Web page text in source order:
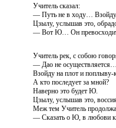
Учитель сказал:
— Путь не в ходу… Взойду
Цзылу, услышав это,
— Вот Ю… Он превосходит в
Учитель рек, с собою
— Дао не осуществляется…
Взойду на плот и
А кто последует за мной?
Наверно это будет Ю.
Цзылу, услышав это,
Меж тем Учитель
— Сказать о Ю, в любови к